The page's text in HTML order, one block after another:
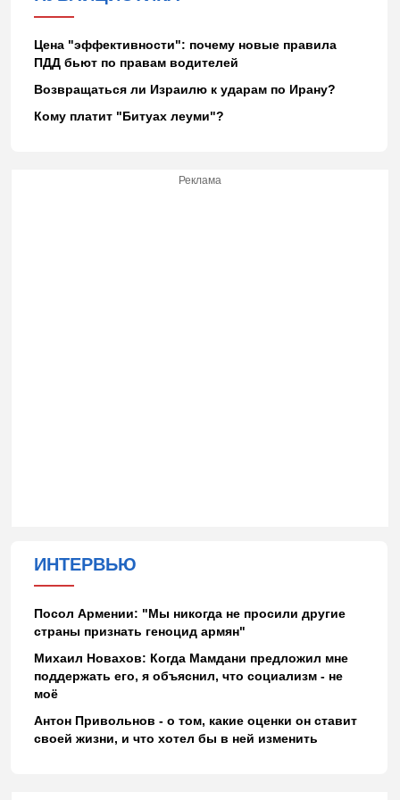
Цена "эффективности": почему новые правила
ПДД бьют по правам водителей
Возвращаться ли Израилю к ударам по Ирану?
Кому платит "Битуах леуми"?
Реклама
ИНТЕРВЬЮ
Посол Армении: "Мы никогда не просили другие
страны признать геноцид армян"
Михаил Новахов: Когда Мамдани предложил мне
поддержать его, я объяснил, что социализм - не
моё
Антон Привольнов - о том, какие оценки он ставит
своей жизни, и что хотел бы в ней изменить